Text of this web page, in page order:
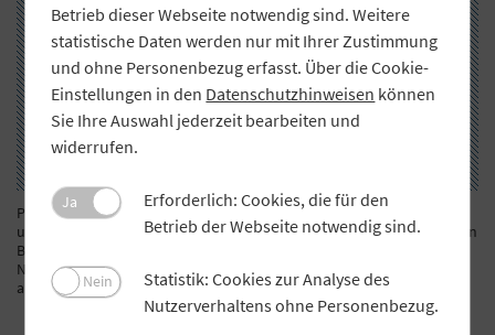
Potenziale für Wärmenetzgemeinschaften bei 20 Prozent Umsetzung
und 70 Prozent Anschlussrate in TWh pro Jahr im Basisszenario in den
Bundesländern. Bayern weist mit einem Potenzial von 7,7 TWh nach
Nordrhein-Westfalen das zweitgrößte Potenzial aller Bundesländer
auf.
Grafik: Fraunhofer ISI, OpenStreetMap
Betrieb dieser Webseite notwendig sind. Weitere
statistische Daten werden nur mit Ihrer Zustimmung
und ohne Personenbezug erfasst. Über die Cookie-
Einstellungen in den Datenschutzhinweisen können
Sie Ihre Auswahl jederzeit bearbeiten und
widerrufen.
Ja
Erforderlich: Cookies, die für den
Betrieb der Webseite notwendig sind.
Nein
Statistik: Cookies zur Analyse des
Nutzerverhaltens ohne Personenbezug.